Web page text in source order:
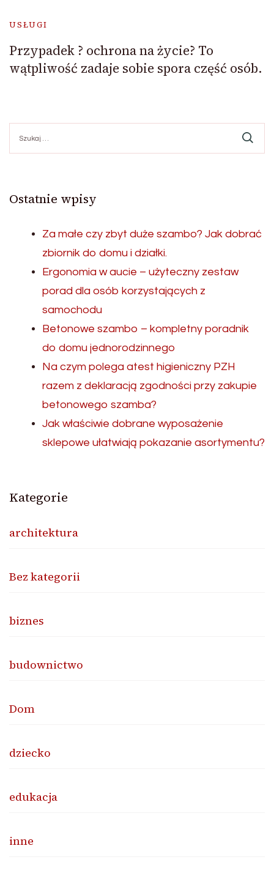
USŁUGI
Przypadek ? ochrona na życie? To
wątpliwość zadaje sobie spora część osób.
Ostatnie wpisy
Za małe czy zbyt duże szambo? Jak dobrać
zbiornik do domu i działki.
Ergonomia w aucie – użyteczny zestaw
porad dla osób korzystających z
samochodu
Betonowe szambo – kompletny poradnik
do domu jednorodzinnego
Na czym polega atest higieniczny PZH
razem z deklaracją zgodności przy zakupie
betonowego szamba?
Jak właściwie dobrane wyposażenie
sklepowe ułatwiają pokazanie asortymentu?
Kategorie
architektura
Bez kategorii
biznes
budownictwo
Dom
dziecko
edukacja
inne